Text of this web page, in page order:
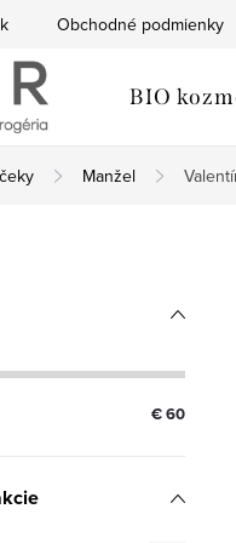
Obchodné podmienky
BIO
Manžel
€60